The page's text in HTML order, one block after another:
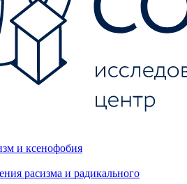
и ксенофобия
расизма и радикального